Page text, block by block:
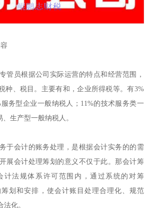
管员根据公司实际运营的特点和经营范围，
种、税目。主要有和，企业所得税等。有3%
务型企业一般纳税人；11%的技术服务类一
生产型一般纳税人。
于会计的账务处理，是根据会计实务的的需
展会计处理筹划的意义不仅于此。那会计筹
计法规体系许可范围内，通过系统的对筹
划和安排，使会计账目处理合理化、规范
化。